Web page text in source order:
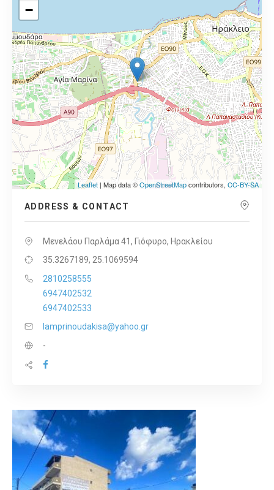
−
Leaflet | Map data ©OpenStreetMapcontributors, CC-BY-SA
ADDRESS & CONTACT
Μενελάου Παρλάμα 41, Γιόφυρο, Ηρακλείου
35.3267189, 25.1069594
2810258555
6947402532
6947402533
lamprinoudakisa@yahoo.gr
-